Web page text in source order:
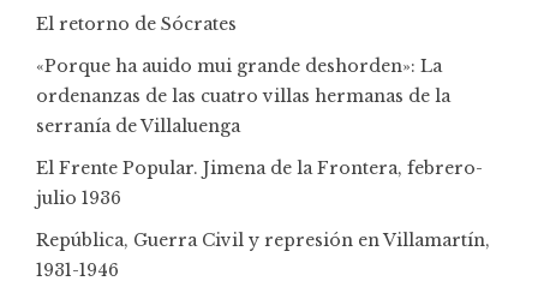
El retorno de Sócrates
«Porque ha auido mui grande deshorden»: La
ordenanzas de las cuatro villas hermanas de la
serranía de Villaluenga
El Frente Popular. Jimena de la Frontera, febrero-
julio 1936
República, Guerra Civil y represión en Villamartín,
1931-1946